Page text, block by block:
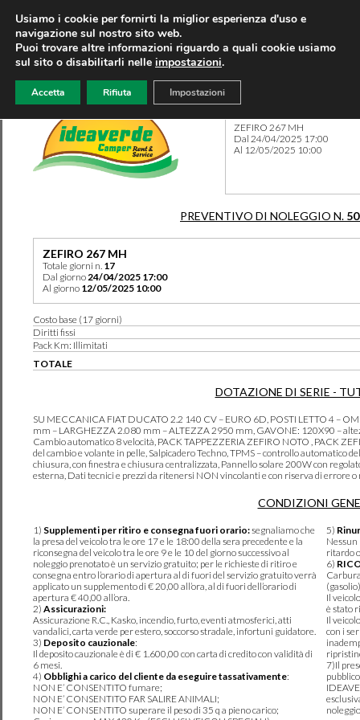
ZEFIRO 267 MH
Dal 24/04/2025 17:00
Al 12/05/2025 10:00
PREVENTIVO DI NOLEGGIO N.
ZEFIRO 267 MH
Totale giorni n. 17
Dal giorno24/04/2025 17:00
Al giorno 12/05/2025 10:00
Costo base (17 giorni)
Diritti fissi
Pack Km: Illimitati
TOTALE
DOTAZIONE DI SERIE -
SU MECCANICA FIAT DUCATO 2.2 140 CV – EURO 6D, POSTI LETTO 4 –
mm – LARGHEZZA 2.080 mm – ALTEZZA 2950 mm, GAVONE: 120X90 –
Cambio automatico 8 velocità, PACK TAPPEZZERIA ZEFIRO NOTO , PACK
del cambio e volante in pelle, Salpicadero Techno, TPMS – controllo automatico
chiusura, con finestra e chiusura centralizzata, Pannello solare 200W con
esterna, Dati tecnici e prezzi da ritenersi NON vincolanti e con riserva di errore o
CONDIZIONI
1) Supplementi per ritiro e consegna fuori orario:segnaliamo che
la presa del veicolo tra le ore 17 e le 18:00 della sera precedente e la
riconsegna del veicolo tra le ore 9 e le 10 del giorno successivo al
noleggio prenotato è un servizio gratuito; per le richieste di ritiro e
consegna entro l’orario di apertura al di fuori del servizio gratuito verrà
applicato un supplemento di € 20,00 all’ora, al di fuori dell’orario di
apertura € 40,00 all’ora.
2) Assicurazioni:
Assicurazione R.C., Kasko, incendio, furto, eventi atmosferici, atti
vandalici, carta verde per estero, soccorso stradale, infortuni guidatore.
3) Deposito cauzionale:
Il deposito cauzionale è di € 1.600,00 con carta di credito con validità di
6 mesi.
4) Obblighi a carico del cliente da eseguire tassativamente:
NON E’ CONSENTITO fumare;
NON E’ CONSENTITO FAR SALIRE ANIMALI;
NON E’ CONSENTITO superare il peso di 35 q a pieno carico;
5)
Nessun
ritardo
6)
Il
è stato
Il
con i
7)Il
Usiamo i cookie per fornirti la miglior esperienza d'uso e
navigazione sul nostro sito web.
Puoi trovare altre informazioni riguardo a quali cookie usiamo
sul sito o disabilitarli nelle impostazioni.
Accetta Rifiuta Impostazioni